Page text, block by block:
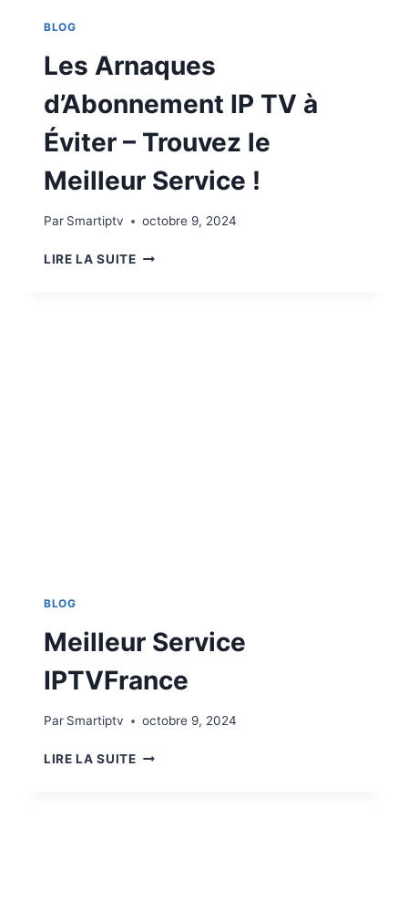
BLOG
Les Arnaques
d’Abonnement IP TV à
Éviter – Trouvez le
Meilleur Service !
Par Smartiptv octobre 9, 2024
LIRE LA SUITE
BLOG
Meilleur Service
IPTVFrance
Par Smartiptv octobre 9, 2024
LIRE LA SUITE